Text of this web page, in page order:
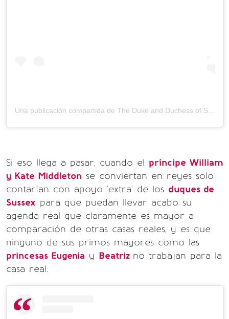
Una publicación compartida de The Duke and Duchess of Sussex
Si eso llega a pasar, cuando el príncipe William
y Kate Middleton se conviertan en reyes solo
contarían con apoyo 'extra' de los duques de
Sussex para que puedan llevar acabo su
agenda real que claramente es mayor a
comparación de otras casas reales, y es que
ninguno de sus primos mayores como las
princesas Eugenia y Beatriz no trabajan para la
casa real.